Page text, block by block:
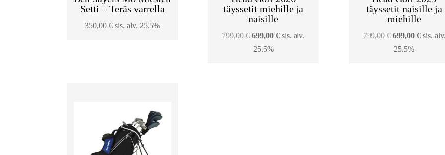
Setti – Teräs varrella
350,00€ sis. alv. 25.5%
täyssetit miehille ja
naisille
799,00€ Alkuperäinen
hinta
699,00€Nykyinen
sis. alv.
25.5%
täyssetit naisille ja
miehille
799,00€ Alkuperäinen
hinta
699,00 € sis. alv.
25.5%